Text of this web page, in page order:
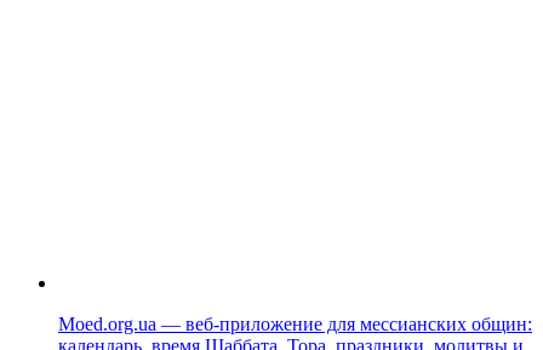
Moed.org.ua — веб-приложение для мессианских общин:
календарь, время Шаббата, Тора, праздники, молитвы и